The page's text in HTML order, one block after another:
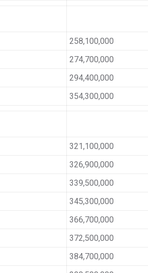
258,100,000
274,700,000
294,400,000
354,300,000
321,100,000
326,900,000
339,500,000
345,300,000
366,700,000
372,500,000
384,700,000